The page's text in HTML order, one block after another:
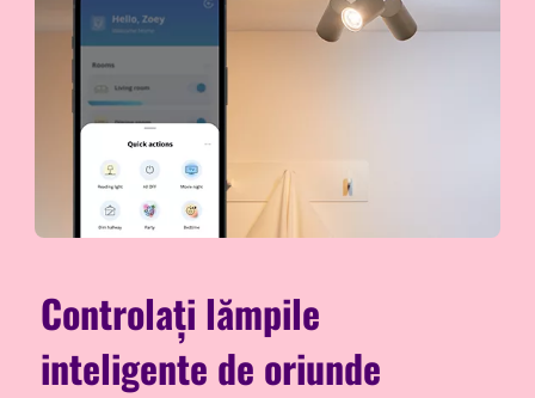
Controlați lămpile
inteligente de oriunde